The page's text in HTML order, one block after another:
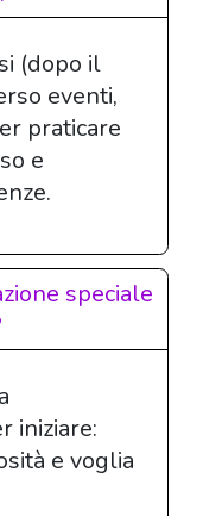
(dopo il
eventi,
praticare
e
speciale
iniziare:
e voglia